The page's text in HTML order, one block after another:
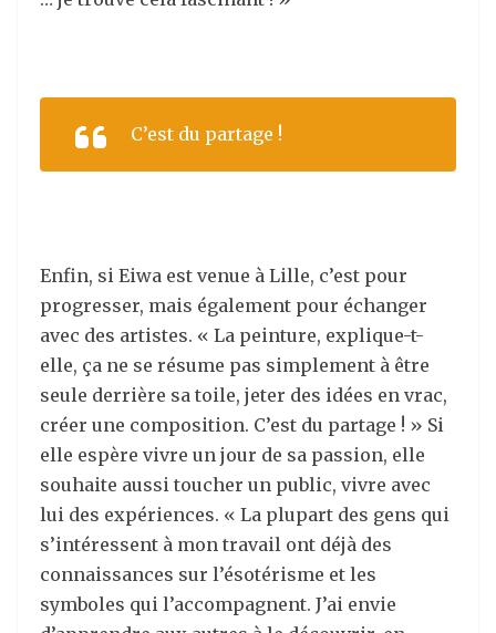
C’est du partage !
Enfin, si Eiwa est venue à Lille, c’est pour
progresser, mais également pour échanger
avec des artistes. « La peinture, explique-t-
elle, ça ne se résume pas simplement à être
seule derrière sa toile, jeter des idées en vrac,
créer une composition. C’est du partage ! » Si
elle espère vivre un jour de sa passion, elle
souhaite aussi toucher un public, vivre avec
lui des expériences. « La plupart des gens qui
s’intéressent à mon travail ont déjà des
connaissances sur l’ésotérisme et les
symboles qui l’accompagnent. J’ai envie